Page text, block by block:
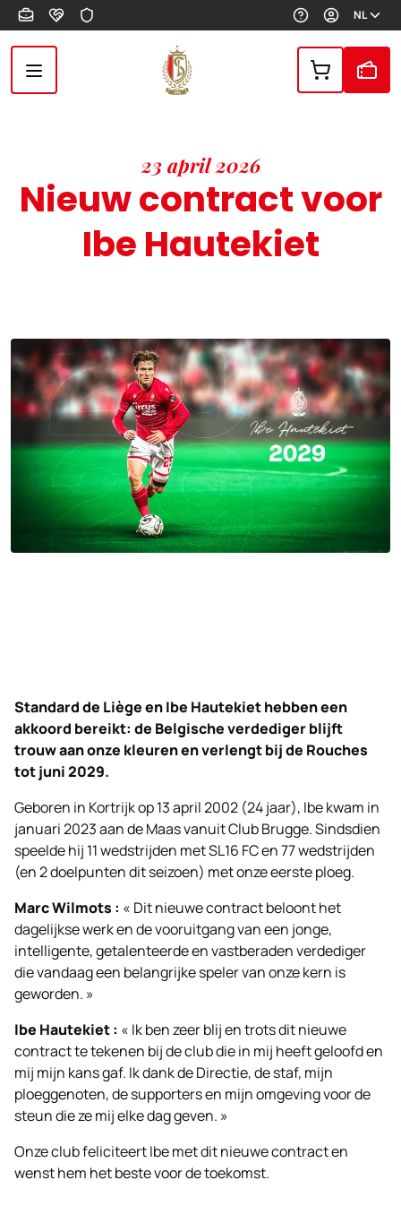
Overslaan en naar de inhoud gaan NL
23 april 2026
Nieuw contract voor
Ibe Hautekiet
Standard de Liège en Ibe Hautekiet hebben een
akkoord bereikt: de Belgische verdediger blijft
trouw aan onze kleuren en verlengt bij de Rouches
tot juni 2029.
Geboren in Kortrijk op 13 april 2002 (24 jaar), Ibe kwam in
januari 2023 aan de Maas vanuit Club Brugge. Sindsdien
speelde hij 11 wedstrijden met SL16 FC en 77 wedstrijden
(en 2 doelpunten dit seizoen) met onze eerste ploeg.
Marc Wilmots : « Dit nieuwe contract beloont het
dagelijkse werk en de vooruitgang van een jonge,
intelligente, getalenteerde en vastberaden verdediger
die vandaag een belangrijke speler van onze kern is
geworden. »
Ibe Hautekiet : « Ik ben zeer blij en trots dit nieuwe
contract te tekenen bij de club die in mij heeft geloofd en
mij mijn kans gaf. Ik dank de Directie, de staf, mijn
ploeggenoten, de supporters en mijn omgeving voor de
steun die ze mij elke dag geven. »
Onze club feliciteert Ibe met dit nieuwe contract en
wenst hem het beste voor de toekomst.